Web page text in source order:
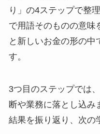
り」の4ステップで整
で用語そのものの意味
と新しいお金の形の中
す。
3つ目のステップでは
断や業務に落とし込み
結果を振り返り、次の